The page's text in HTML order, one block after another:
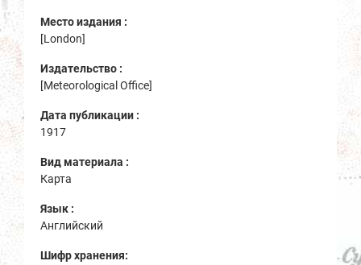
Место издания :
[London]
Издательство :
[Meteorological Office]
Дата публикации :
1917
Вид материала :
Карта
Язык :
Английский
Шифр хранения: